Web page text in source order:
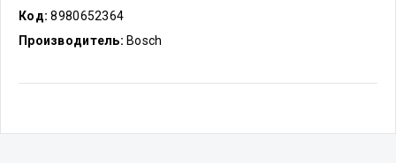
Код: 8980652364
Производитель: Bosch